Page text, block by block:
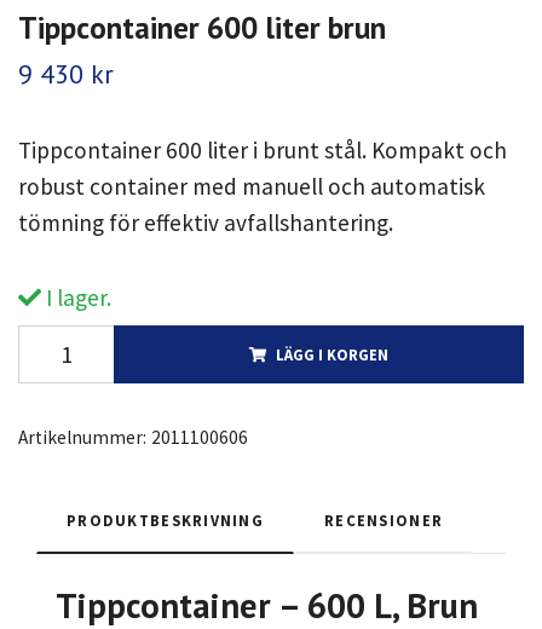
Tippcontainer 600 liter brun
9 430 kr
Tippcontainer 600 liter i brunt stål. Kompakt och
robust container med manuell och automatisk
tömning för effektiv avfallshantering.
I lager.
LÄGG I KORGEN
Artikelnummer: 2011100606
PRODUKTBESKRIVNING RECENSIONER
Tippcontainer – 600 L, Brun